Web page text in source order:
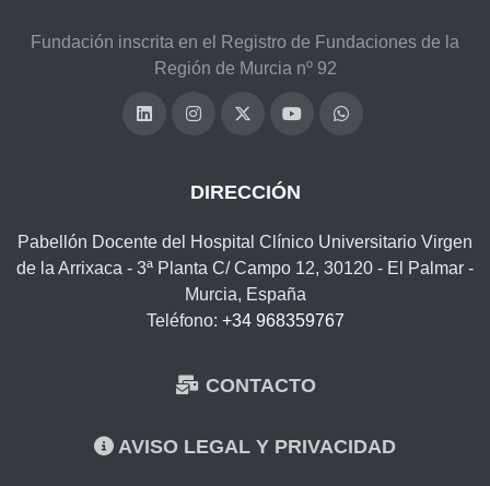
Fundación inscrita en el Registro de Fundaciones de la
Región de Murcia nº 92
DIRECCIÓN
Pabellón Docente del Hospital Clínico Universitario Virgen
de la Arrixaca - 3ª Planta C/ Campo 12, 30120 - El Palmar -
Murcia, España
Teléfono: +34 968359767
CONTACTO
AVISO LEGAL Y PRIVACIDAD